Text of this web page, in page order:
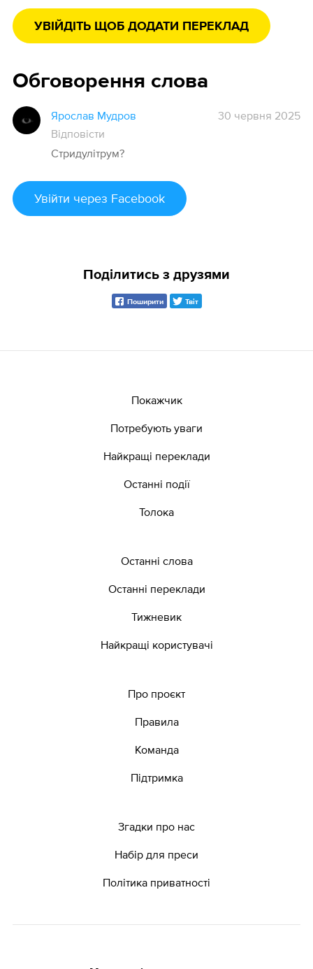
УВІЙДІТЬ ЩОБ ДОДАТИ ПЕРЕКЛАД
Обговорення слова
Ярослав Мудров
30 червня 2025
Відповісти
Стридулітрум?
Увійти через Facebook
Поділитись з друзями
Поширити Твіт
Покажчик
Потребують уваги
Найкращі переклади
Останні події
Толока
Останні слова
Останні переклади
Тижневик
Найкращі користувачі
Про проєкт
Правила
Команда
Підтримка
Згадки про нас
Набір для преси
Політика приватності